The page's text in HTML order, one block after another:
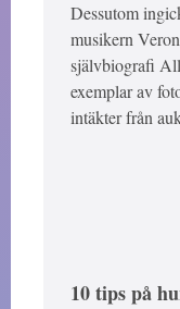
Dessutom
musikern
självbiografi
exemplar av
intäkter från
10 tips på